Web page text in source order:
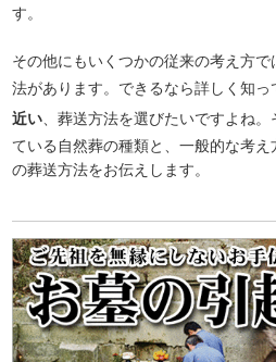
す。
その他にもいくつかの従来の考え方
法があります。できるなら詳しく知っ
近い 、葬送方法を選びたいですよね
ている自然葬の種類と、一般的な考
の葬送方法をお伝えします。